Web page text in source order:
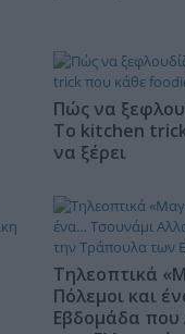
Πώς να
Το kitchen
να ξέρει
Τηλεοπτικά
Πόλεμοι και
Εβδομάδα